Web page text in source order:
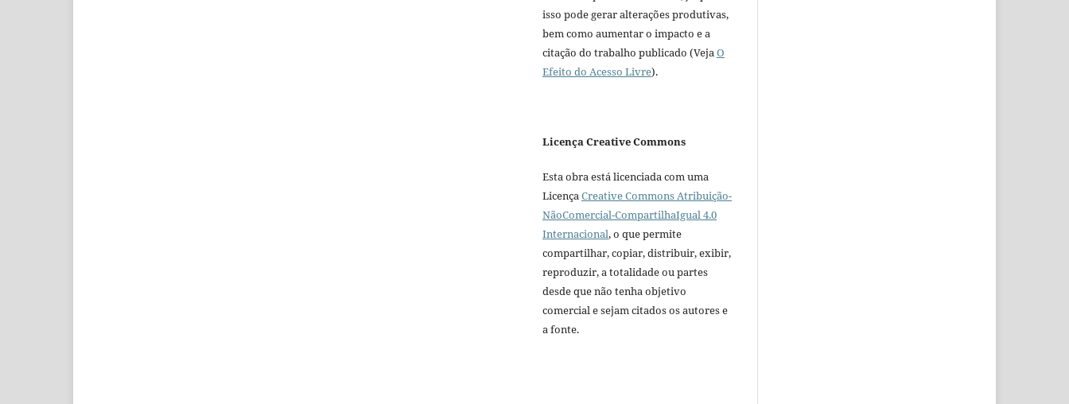
isso pode gerar alterações produtivas,
bem como aumentar o impacto e a
citação do trabalho publicado (Veja O
Efeito do Acesso Livre).
Licença Creative Commons
Esta obra está licenciada com uma
Licença Creative Commons Atribuição-
NãoComercial-CompartilhaIgual 4.0
Internacional, o que permite
compartilhar, copiar, distribuir, exibir,
reproduzir, a totalidade ou partes
desde que não tenha objetivo
comercial e sejam citados os autores e
a fonte.